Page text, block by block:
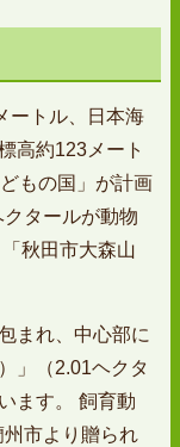
ートル、日本海
高約123メート
もの国」が計画
タールが動物
秋田市大森山
まれ、中心部に
」（2.01ヘクタ
ます。 飼育動
市より贈られ